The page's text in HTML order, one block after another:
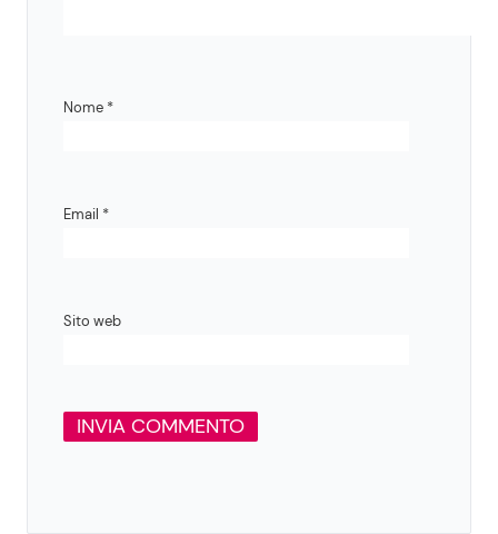
Nome *
Email *
Sito web